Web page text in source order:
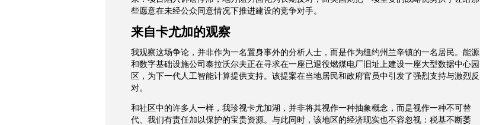
些愿意在未经公众同意情况下推进建设的竞争对手。
来自卡尤加的观察
我观察这场争论，并非作为一名置身事外的分析人士，而是作为纽约州兰辛镇的一名居民。能源
和数字基础设施公司泰拉沃尔夫正在寻求在一座已退役燃煤电厂旧址上建设一座大型数据中心园
区，为下一代人工智能计算提供支持。该提案在当地居民和政府官员中引发了强烈支持与激烈反
对。
和社区中的许多人一样，我珍视卡尤加湖，并非将其视作一种抽象概念，而是视作一种不可替
代、我们有责任加以保护的宝贵资源。与此同时，该地区的经济现实也不容忽视：税基不断萎